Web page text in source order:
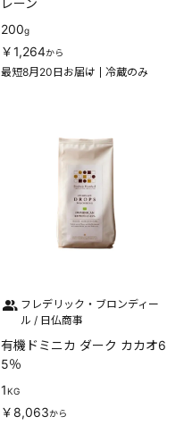
レーン
200g
￥1,264から
最短8月20日お届け 冷蔵のみ
フレデリック・ブロンディー
ル / 日仏商事
有機ドミニカ ダーク カカオ6
5％
1KG
￥8,063から